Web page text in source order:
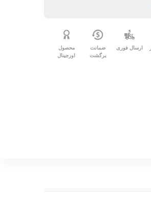
ارسال فوری
ضمانت
برگشت
محصول
اورجینال